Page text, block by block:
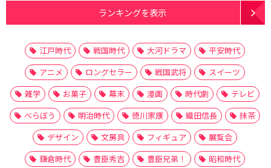
ランキングを表示
江戸時代 戦国時代 大河ドラマ
平安時代
アニメ
ロングセラー 戦国武将
スイーツ
雑学
お菓子 幕末 漫画 時代劇
テレビ
べらぼう
明治時代 徳川家康 織田信長
抹茶
デザイン
文房具 フィギュア
展覧会
鎌倉時代
豊臣秀吉 豊臣兄弟！
昭和時代